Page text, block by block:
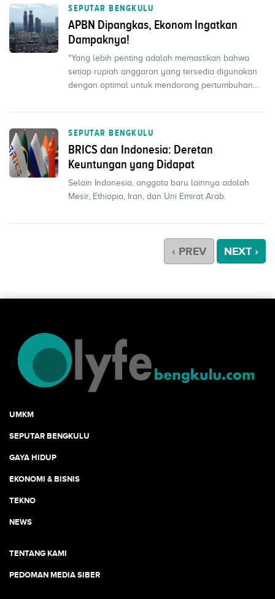
SEPUTAR BENGKULU
APBN Dipangkas, Ekonom Ingatkan
Dampaknya!
"Yang lebih penting adalah memastikan bahwa
setiap rupiah anggaran yang tersedia digunakan
dengan optimal untuk mendorong pertumbuhan
SEPUTAR BENGKULU
BRICS dan Indonesia: Deretan
Keuntungan yang Didapat
Selain Indonesia, anggota baru lainnya adalah
Mesir, Ethiopia, Iran, dan Uni Emirat Arab.
‹ PREV NEXT ›
UMKM
SEPUTAR BENGKULU
GAYA HIDUP
EKONOMI & BISNIS
TEKNO
NEWS
TENTANG KAMI
PEDOMAN MEDIA SIBER